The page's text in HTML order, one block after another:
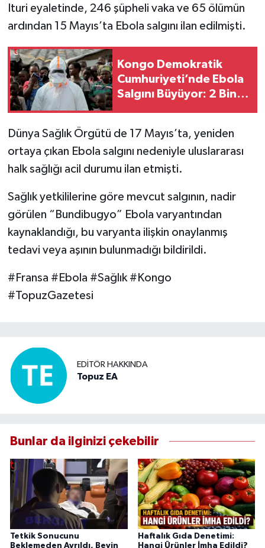
Ituri eyaletinde, 246 şüpheli vaka ve 65 ölümün
ardından 15 Mayıs’ta Ebola salgını ilan edilmişti.
Kongo Demokratik
Cumhuriyeti’nde Ebola
Salgını Büyüyor: 2 Bin
Dünya Sağlık Örgütü de 17 Mayıs’ta, yeniden
ortaya çıkan Ebola salgını nedeniyle uluslararası
halk sağlığı acil durumu ilan etmişti.
Sağlık yetkililerine göre mevcut salgının, nadir
görülen “Bundibugyo” Ebola varyantından
kaynaklandığı, bu varyanta ilişkin onaylanmış
tedavi veya aşının bulunmadığı bildirildi.
#Fransa #Ebola #Sağlık #Kongo
#TopuzGazetesi
EDITÖR HAKKINDA
Topuz EA
Bunlar da ilginizi çekebilir
Tetkik Sonucunu
Beklemeden Ayrıldı, Beyin
Haftalık Gıda Denetimi:
Hangi Ürünler İmha Edildi?